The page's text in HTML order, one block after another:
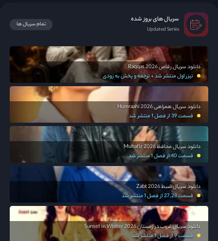
سریال های بروز شده
Updated Series
تمام سریال ها
دانلود سریال رقاص Raqqas 2026
تیزر اول منتشر شد + ترجمه و پخش به زودی
دانلود سریال همراهی Humraahi 2026
قسمت 39 از فصل 1 منتشر شد
دانلود سریال محافظ Muhafiz 2026
قسمت 40 از فصل 1 منتشر شد
دانلود سریال ضبط Zabt 2026
قسمت 27,28 از فصل 1 منتشر شد
دانلود سریال غروب در زمستان Sunset in Winter 2026
قسمت 9 از فصل 1 منتشر شد